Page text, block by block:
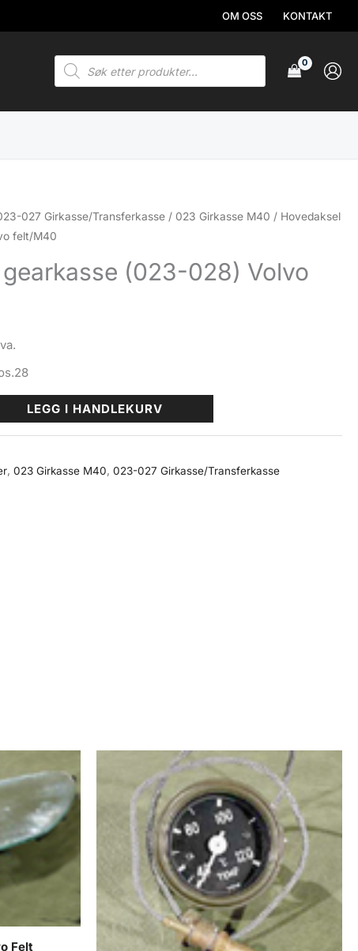
OM OSS KONTAKT
Products
search
027 Girkasse/Transferkasse / 023 Girkasse M40 / Hovedaksel
felt/M40
(023-028) Volvo
LEGG I HANDLEKURV
,023 Girkasse M40,023-027 Girkasse/Transferkasse
Felt